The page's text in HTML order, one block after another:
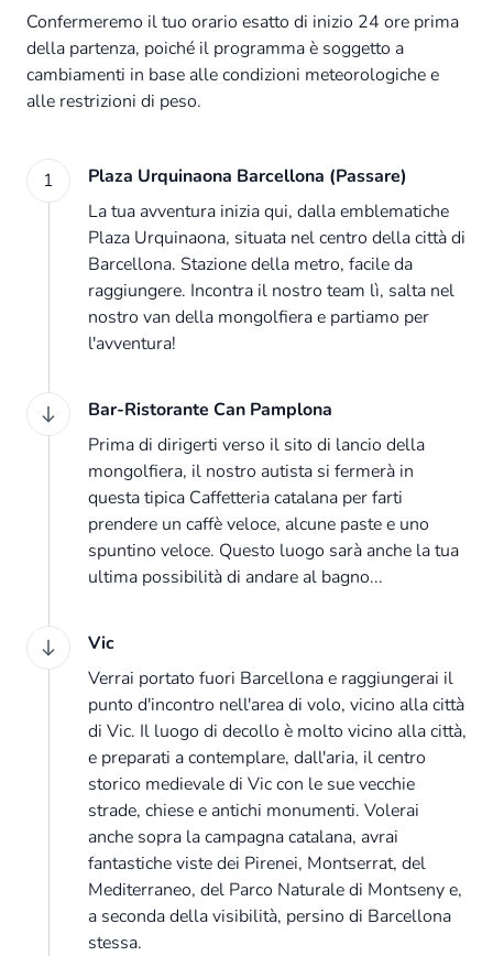
Confermeremo il tuo orario esatto di inizio 24 ore prima
della partenza, poiché il programma è soggetto a
cambiamenti in base alle condizioni meteorologiche e
alle restrizioni di peso.
1
Plaza Urquinaona Barcellona (Passare)
La tua avventura inizia qui, dalla emblematiche
Plaza Urquinaona, situata nel centro della città di
Barcellona. Stazione della metro, facile da
raggiungere. Incontra il nostro team lì, salta nel
nostro van della mongolfiera e partiamo per
l'avventura!
Bar-Ristorante Can Pamplona
Prima di dirigerti verso il sito di lancio della
mongolfiera, il nostro autista si fermerà in
questa tipica Caffetteria catalana per farti
prendere un caffè veloce, alcune paste e uno
spuntino veloce. Questo luogo sarà anche la tua
ultima possibilità di andare al bagno...
Vic
Verrai portato fuori Barcellona e raggiungerai il
punto d'incontro nell'area di volo, vicino alla città
di Vic. Il luogo di decollo è molto vicino alla città,
e preparati a contemplare, dall'aria, il centro
storico medievale di Vic con le sue vecchie
strade, chiese e antichi monumenti. Volerai
anche sopra la campagna catalana, avrai
fantastiche viste dei Pirenei, Montserrat, del
Mediterraneo, del Parco Naturale di Montseny e,
a seconda della visibilità, persino di Barcellona
stessa.